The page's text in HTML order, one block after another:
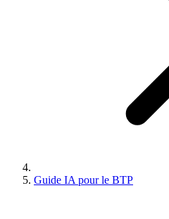
Guide IA pour le BTP